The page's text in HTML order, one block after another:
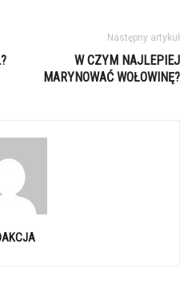
Następny artykuł
W CZYM NAJLEPIEJ
MARYNOWAĆ WOŁOWINĘ?